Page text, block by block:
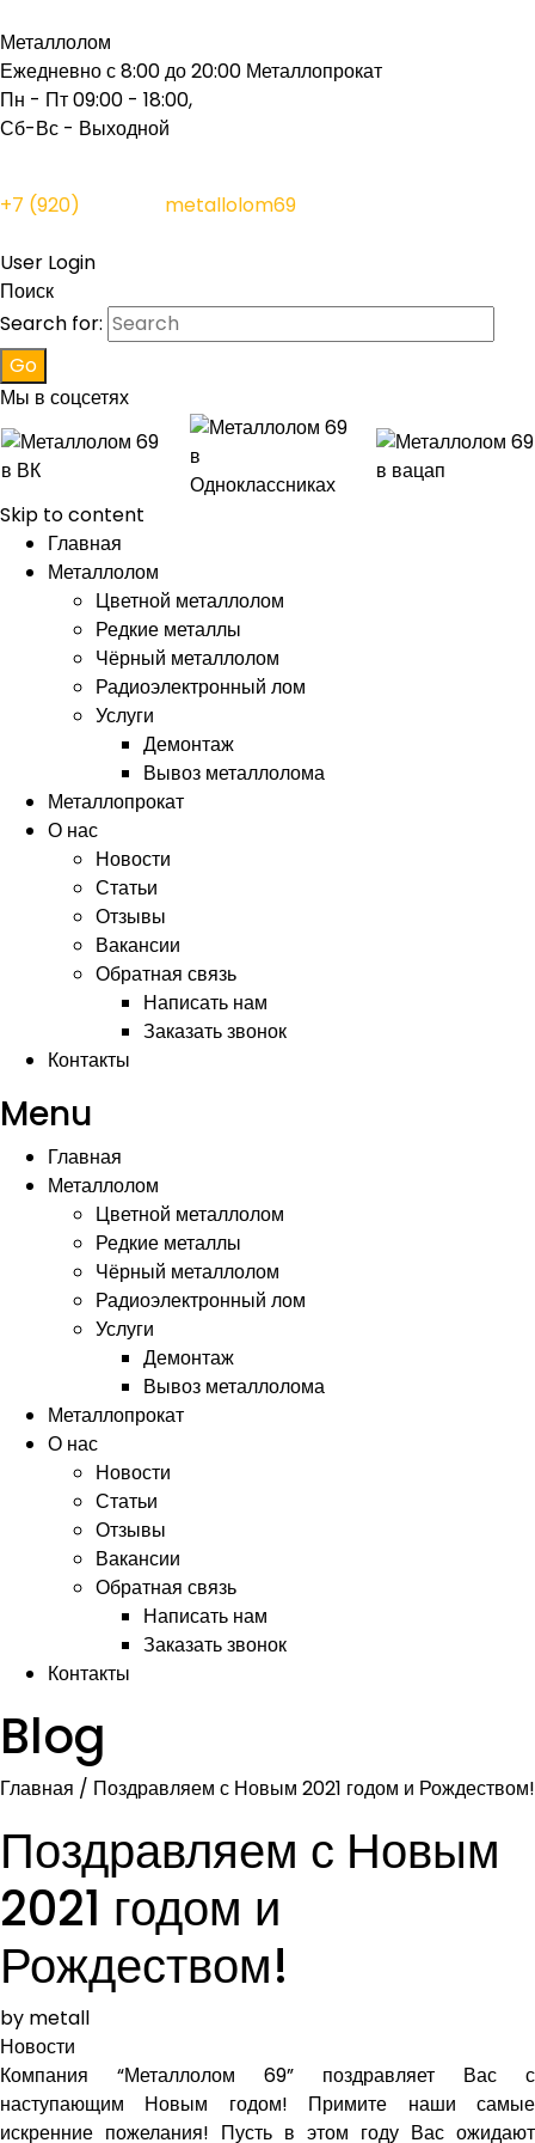
Металлолом
Ежедневно с 8:00 до 20:00 Металлопрокат
Пн - Пт 09:00 - 18:00,
Сб-Вс - Выходной
+7 (920) metallolom69
User Login
Поиск
Search for:
Мы в соцсетях
Skip to content
Главная
Металлолом
Цветной металлолом
Редкие металлы
Чёрный металлолом
Радиоэлектронный лом
Услуги
Демонтаж
Вывоз металлолома
Металлопрокат
О нас
Новости
Статьи
Отзывы
Вакансии
Обратная связь
Написать нам
Заказать звонок
Контакты
Menu
Главная
Металлолом
Цветной металлолом
Редкие металлы
Чёрный металлолом
Радиоэлектронный лом
Услуги
Демонтаж
Вывоз металлолома
Металлопрокат
О нас
Новости
Статьи
Отзывы
Вакансии
Обратная связь
Написать нам
Заказать звонок
Контакты
Blog
Главная / Поздравляем с Новым 2021 годом и Рождеством!
Поздравляем с Новым
2021 годом и
Рождеством!
by metall
Новости
Компания “Металлолом 69” поздравляет Вас с
наступающим Новым годом! Примите наши самые
искренние пожелания! Пусть в этом году Вас ожидают